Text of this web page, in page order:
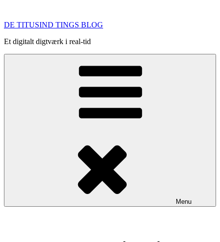
indhold
DE TITUSIND TINGS BLOG
Et digitalt digtværk i real-tid
Menu